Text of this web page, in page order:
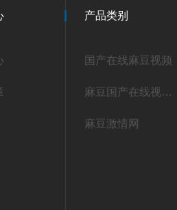
产品类别
国产在线麻豆视频
麻豆国产在线视频发生器
麻豆激情网